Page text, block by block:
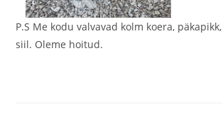
P.S Me kodu valvavad kolm koera,
siil. Oleme hoitud.